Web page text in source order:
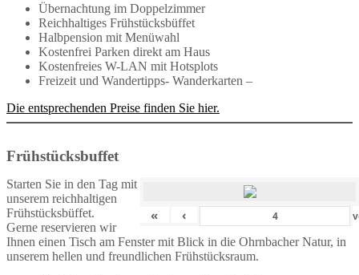
Übernachtung im Doppelzimmer
Reichhaltiges Frühstücksbüffet
Halbpension mit Menüwahl
Kostenfrei Parken direkt am Haus
Kostenfreies W-LAN mit Hotsplots
Freizeit und Wandertipps- Wanderkarten –
Die entsprechenden Preise finden Sie hier.
Frühstücksbuffet
« ‹
Starten Sie in den Tag mit
unserem reichhaltigen
Frühstücksbüffet.
Gerne reservieren wir
Ihnen einen Tisch am Fenster mit Blick in die Ohrnbacher Natur, in
unserem hellen und freundlichen Frühstücksraum.